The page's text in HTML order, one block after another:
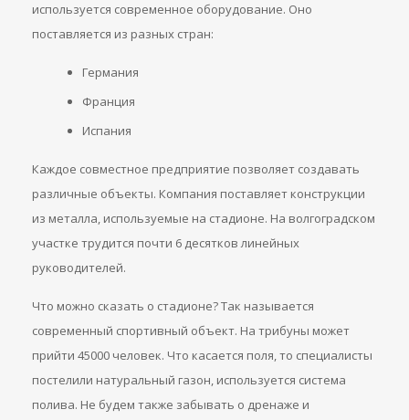
используется современное оборудование. Оно
поставляется из разных стран:
Германия
Франция
Испания
Каждое совместное предприятие позволяет создавать
различные объекты. Компания поставляет конструкции
из металла, используемые на стадионе. На волгоградском
участке трудится почти 6 десятков линейных
руководителей.
Что можно сказать о стадионе? Так называется
современный спортивный объект. На трибуны может
прийти 45000 человек. Что касается поля, то специалисты
постелили натуральный газон, используется система
полива. Не будем также забывать о дренаже и